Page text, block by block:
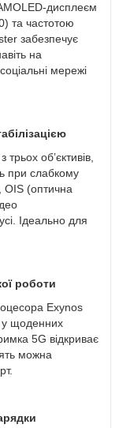
дисплеєм
та частотою
забезпечує
на
мережі
об’єктивів,
при слабкому
OIS (оптична
Ідеально для
роботи
Exynos
у щоденних
5G відкриває
можна